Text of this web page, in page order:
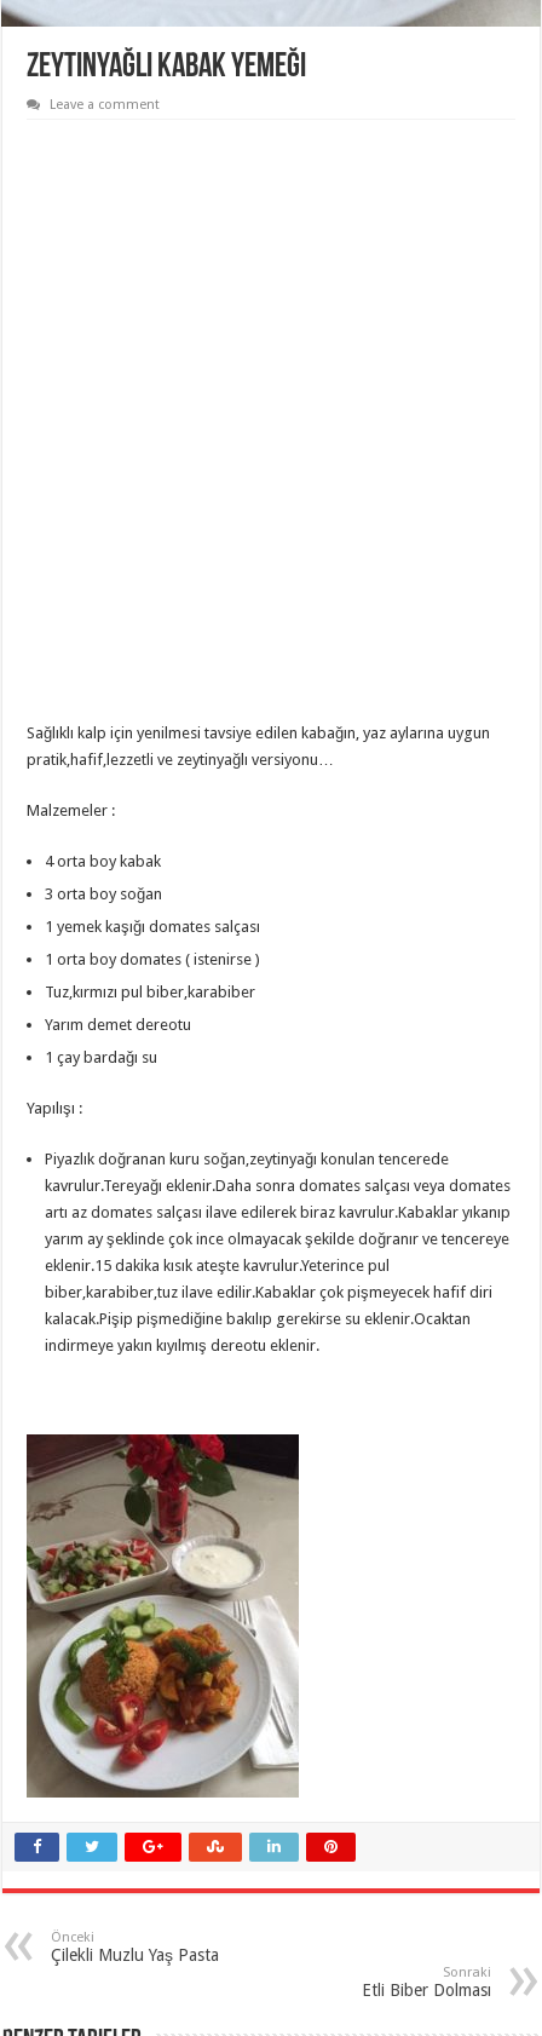
Zeytinyağlı Kabak Yemeği
Leave a comment
Sağlıklı kalp için yenilmesi tavsiye edilen kabağın, yaz aylarına uygun
pratik,hafif,lezzetli ve zeytinyağlı versiyonu…
Malzemeler :
4 orta boy kabak
3 orta boy soğan
1 yemek kaşığı domates salçası
1 orta boy domates ( istenirse )
Tuz,kırmızı pul biber,karabiber
Yarım demet dereotu
1 çay bardağı su
Yapılışı :
Piyazlık doğranan kuru soğan,zeytinyağı konulan tencerede
kavrulur.Tereyağı eklenir.Daha sonra domates salçası veya domates
artı az domates salçası ilave edilerek biraz kavrulur.Kabaklar yıkanıp
yarım ay şeklinde çok ince olmayacak şekilde doğranır ve tencereye
eklenir.15 dakika kısık ateşte kavrulur.Yeterince pul
biber,karabiber,tuz ilave edilir.Kabaklar çok pişmeyecek hafif diri
kalacak.Pişip pişmediğine bakılıp gerekirse su eklenir.Ocaktan
indirmeye yakın kıyılmış dereotu eklenir.
Önceki
Çilekli Muzlu Yaş Pasta
Sonraki
Etli Biber Dolması